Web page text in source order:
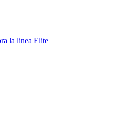
la linea Elite